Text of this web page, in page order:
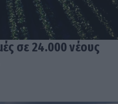
σε 24.000 νέους